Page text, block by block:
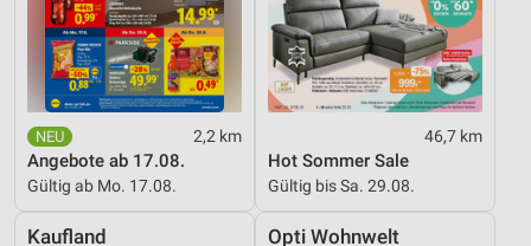
2,2 km
Angebote ab 17.08.
Gültig ab Mo. 17.08.
46,7 km
Hot Sommer Sale
Gültig bis Sa. 29.08.
Kaufland Opti Wohnwelt